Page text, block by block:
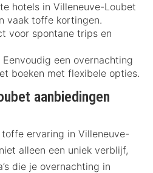
hotels in Villeneuve-Loubet
vaak toffe kortingen.
voor spontane trips en
Eenvoudig een overnachting
boeken met flexibele opties.
aanbiedingen
ervaring in Villeneuve-
alleen een uniek verblijf,
die je overnachting in